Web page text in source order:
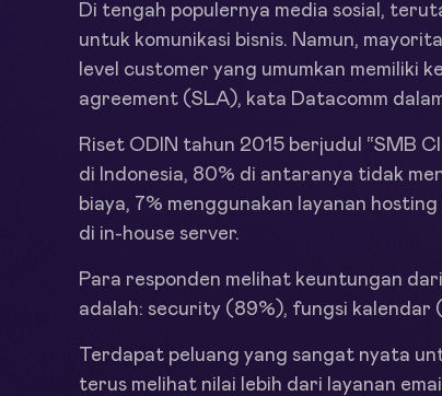
Di tengah populernya media sosial,
untuk komunikasi bisnis. Namun,
level customer yang umumkan memiliki
agreement (SLA), kata Datacomm
Riset ODIN tahun 2015 berjudul “SMB
di Indonesia, 80% di antaranya tidak
biaya, 7% menggunakan layanan
di in-house server.
Para responden melihat keuntungan
adalah: security (89%), fungsi kalendar
Terdapat peluang yang sangat nyata
terus melihat nilai lebih dari layanan